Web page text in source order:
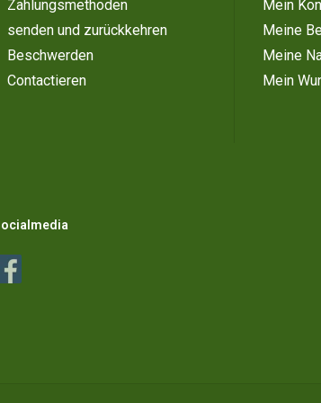
Zahlungsmethoden
senden und zurückkehren
Beschwerden
Contactieren
Mein
Meine
Meine
Mein